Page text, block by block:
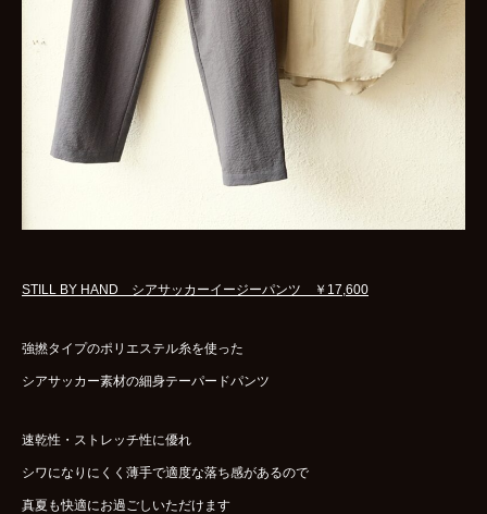
STILL BY HAND シアサッカーイージーパンツ ￥17,600
強撚タイプのポリエステル糸を使った
シアサッカー素材の細身テーパードパンツ
速乾性・ストレッチ性に優れ
シワになりにくく薄手で適度な落ち感があるので
真夏も快適にお過ごしいただけます